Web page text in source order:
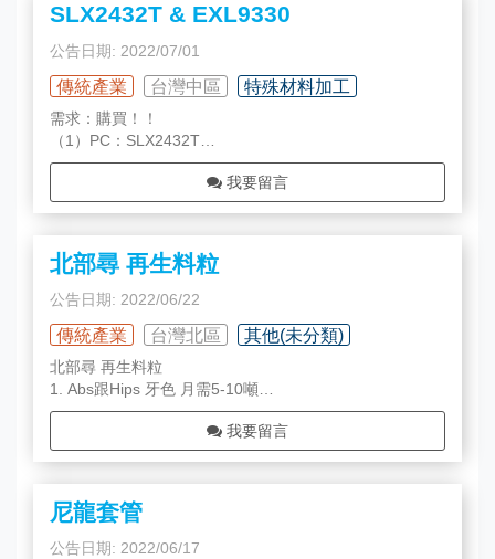
請各位前輩 不吝賜較
感恩
SLX2432T & EXL9330
公告日期: 2022/07/01
傳統產業 台灣中區 特殊材料加工
需求：購買！！
（1）PC：SLX2432T
本色（透明粒）或白色粒皆可
本色（透明粒）或黑色粒皆可
我要留言
北部尋 再生料粒
公告日期: 2022/06/22
傳統產業 台灣北區 其他(未分類)
北部尋 再生料粒
1. Abs跟Hips 牙色 月需5-10噸
2. Abs跟Hips 灰色 月需1-2噸
🌈另尋Hdpe 白黑灰
💥月需求20-30噸
🥰以上都長期需要 感恩🙏
我要留言
尼龍套管
公告日期: 2022/06/17